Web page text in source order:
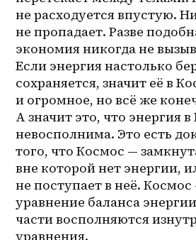
не расходуется впустую.
не пропадает. Разве
экономия никогда не
Если энергия настолько
сохраняется, значит её в
и огромное, но всё же
А значит это, что энергия в
невосполнима. Это есть
того, что Космос —
вне которой нет энергии,
не поступает в неё.
уравнение баланса
части восполняются
уравнения.